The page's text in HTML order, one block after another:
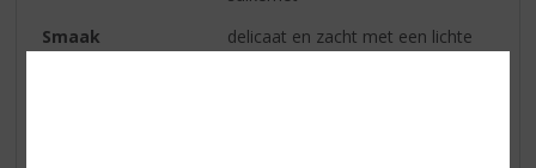
Smaak
delicaat en zacht met een lichte